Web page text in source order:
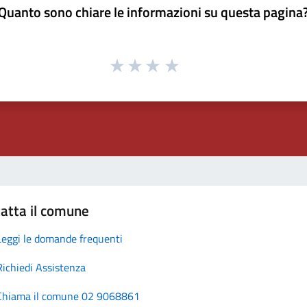
sono chiare le informazioni su questa
il comune
le domande frequenti
Assistenza
il comune 02 9068861